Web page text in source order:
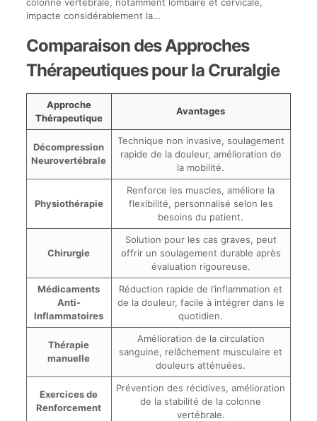
impacte considérablement la…
Comparaison des Approches
Thérapeutiques pour la Cruralgie
Approche
Thérapeutique
Avantages
Décompression
Neurovertébrale
Technique non invasive, soulagement
rapide de la douleur, amélioration de
la mobilité.
Physiothérapie
Renforce les muscles, améliore la
flexibilité, personnalisé selon les
besoins du patient.
Chirurgie
Solution pour les cas graves, peut
offrir un soulagement durable après
évaluation rigoureuse.
Médicaments
Anti-
Inflammatoires
Réduction rapide de l’inflammation et
de la douleur, facile à intégrer dans le
quotidien.
Thérapie
manuelle
Amélioration de la circulation
sanguine, relâchement musculaire et
douleurs atténuées.
Exercices de
Renforcement
Prévention des récidives, amélioration
de la stabilité de la colonne
vertébrale.